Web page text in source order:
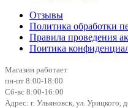
Отзывы
Политика обработки
Правила проведения
Поитика
Магазин работает
пн-пт 8:00-18:00
Сб-вс 8:00-16:00
Адрес: г. Ульяновск, ул. Урицкого,